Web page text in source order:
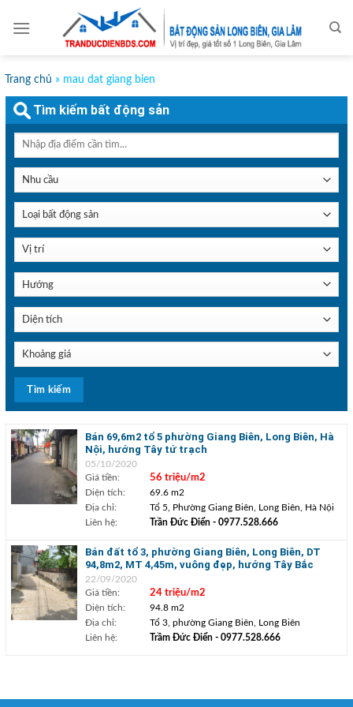
Trang chủ » mau dat giang bien
Bán 69,6m2 tổ 5 phường Giang Biên, Long Biên, Hà
Nội, hướng Tây tứ trạch
05/10/2020
Giá tiền:
56 triệu/m2
Diện tích:
69.6 m2
Địa chỉ:
Tổ 5, Phường Giang Biên, Long Biên, Hà Nội
Liên hệ:
Trần Đức Điển- 0977.528.666
Bán đất tổ 3, phường Giang Biên, Long Biên, DT
94,8m2, MT 4,45m, vuông đẹp, hướng Tây Bắc
22/09/2020
Giá tiền:
24 triệu/m2
Diện tích:
94.8 m2
Địa chỉ:
Tổ 3, phường Giang Biên, Long Biên
Liên hệ:
Trầm Đức Điển- 0977.528.666
Tìm kiếm bất động sản